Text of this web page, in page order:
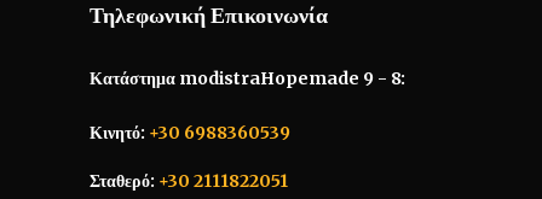
Τηλεφωνική Επικοινωνία
Κατάστημα modistraHopemade 9 - 8:
Κινητό: +30 6988360539
Σταθερό: +30 2111822051